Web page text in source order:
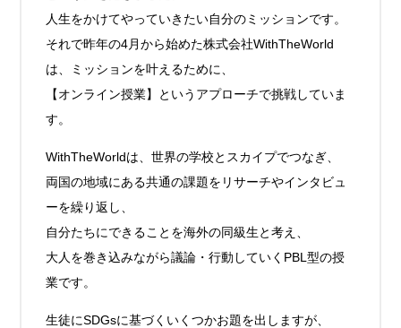
人生をかけてやっていきたい自分のミッションです。
それで昨年の4月から始めた株式会社WithTheWorld
は、ミッションを叶えるために、
【オンライン授業】というアプローチで挑戦していま
す。
WithTheWorldは、世界の学校とスカイプでつなぎ、
両国の地域にある共通の課題をリサーチやインタビュ
ーを繰り返し、
自分たちにできることを海外の同級生と考え、
大人を巻き込みながら議論・行動していくPBL型の授
業です。
生徒にSDGsに基づくいくつかお題を出しますが、